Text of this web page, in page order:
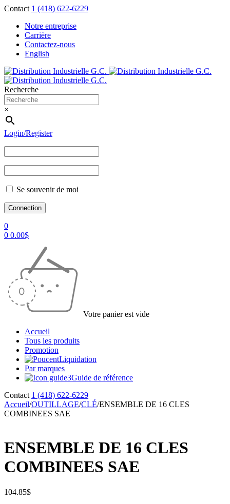
Contact 1 (418) 622-6229
Notre entreprise
Carrière
Contactez-nous
English
Recherche
×
Login/Register
Se souvenir de moi
0
0 0.00$
Votre panier est vide
Accueil
Tous les produits
Promotion
Liquidation
Par marques
Guide de référence
Contact 1 (418) 622-6229
Accueil/OUTILLAGE/CLÉ/ENSEMBLE DE 16 CLES
COMBINEES SAE
ENSEMBLE DE 16 CLES
COMBINEES SAE
104.85$